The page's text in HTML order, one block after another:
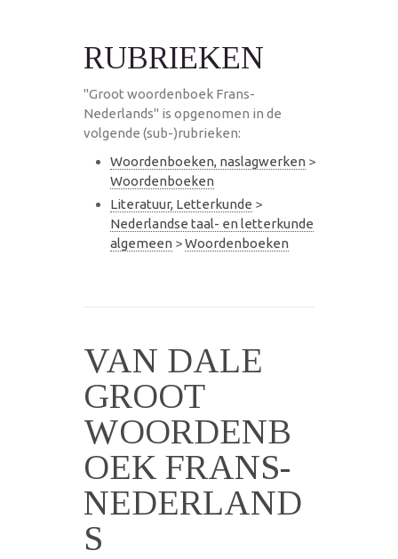
RUBRIEKEN
"Groot woordenboek Frans-
Nederlands" is opgenomen in de
volgende (sub-)rubrieken:
Woordenboeken, naslagwerken >
Woordenboeken
Literatuur, Letterkunde >
Nederlandse taal- en letterkunde
algemeen >Woordenboeken
VAN DALE
GROOT
WOORDENB
OEK FRANS-
NEDERLAND
S